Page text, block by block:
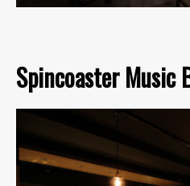
Spincoaster Music